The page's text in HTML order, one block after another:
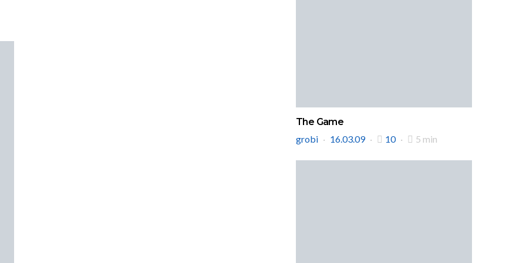
The Game
grobi
16.03.09 10 5 min